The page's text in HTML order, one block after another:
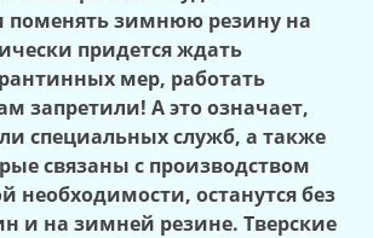
поменять зимнюю резину на
придется ждать
мер, работать
запретили! А это означает,
специальных служб, а также
связаны с производством
необходимости, останутся без
и на зимней резине. Тверские